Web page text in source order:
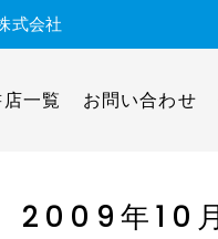
式会社
一覧 お問い合わせ
2009年10